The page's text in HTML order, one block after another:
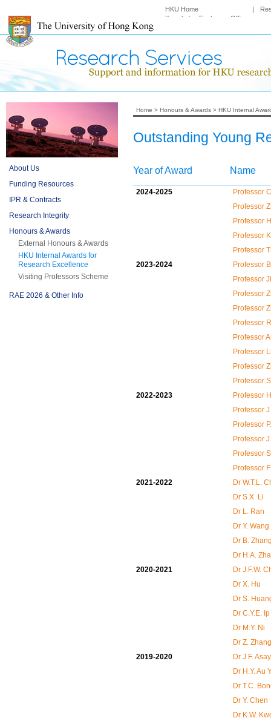
HKU Home |
Knowledge Exchange Office
About Us
Funding Resources
IPR & Contracts
Research Integrity
Honours & Awards
External Honours & Awards
HKU Internal Awards for
Research Excellence
Visiting Professors Scheme
RAE 2026 & Other Info
Home > Honours & Awards > HKU Internal
Outstanding Young
Year of Award Name
2024-2025
Professor
Professor
Professor
Professor
Professor
2023-2024
Professor
Professor
Professor
Professor
Professor
Professor
Professor
Professor
Professor
2022-2023
Professor
Professor
Professor
Professor
Professor
Professor
2021-2022
Dr W.T.L.
Dr S.X. Li
Dr L. Ran
Dr Y. Wang
Dr B.
Dr H.A.
2020-2021
Dr J.F.W.
Dr X. Hu
Dr S.
Dr C.Y.E. Ip
Dr M.Y. Ni
Dr Z. Zhang
2019-2020
Dr J.F. Asay
Dr H.Y. Au
Dr T.C.
Dr Y. Chen
Dr K.W.